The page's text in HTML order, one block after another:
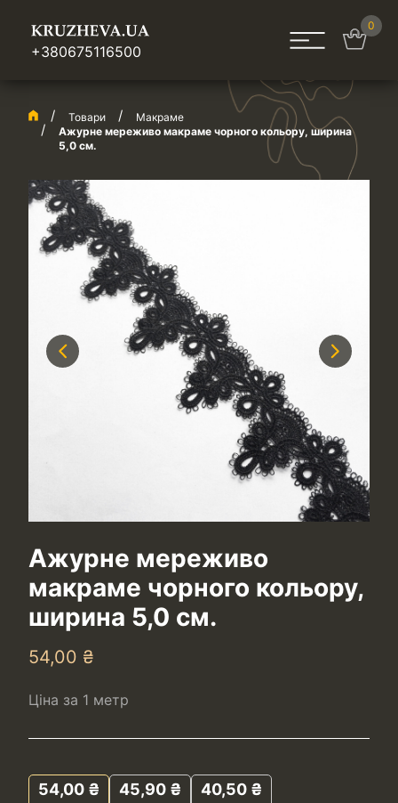
+380675116500
0
Товари
Макраме
Ажурне мереживо макраме чорного кольору, ширина
5,0 см.
Previous Next
Ажурне мереживо
макраме чорного кольору,
ширина 5,0 см.
54,00 ₴
Ціна за 1 метр
54,00 ₴ 45,90 ₴ 40,50 ₴